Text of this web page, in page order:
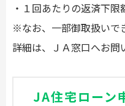
・１回あたりの返済下限
※なお、一部御取扱いで
詳細は、ＪＡ窓口へお問
JA住宅ローン